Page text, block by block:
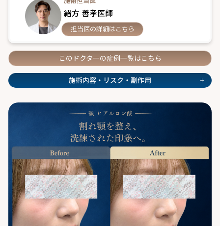
緒方 善孝医師
担当医の詳細はこちら
このドクターの症例一覧はこちら
施術内容・リスク・副作用 +